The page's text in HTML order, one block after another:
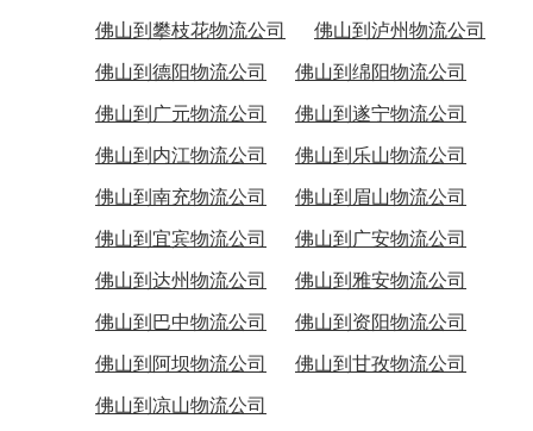
佛山到攀枝花物流公司 佛山到泸州物流公司
佛山到德阳物流公司 佛山到绵阳物流公司
佛山到广元物流公司 佛山到遂宁物流公司
佛山到内江物流公司 佛山到乐山物流公司
佛山到南充物流公司 佛山到眉山物流公司
佛山到宜宾物流公司 佛山到广安物流公司
佛山到达州物流公司 佛山到雅安物流公司
佛山到巴中物流公司 佛山到资阳物流公司
佛山到阿坝物流公司 佛山到甘孜物流公司
佛山到凉山物流公司